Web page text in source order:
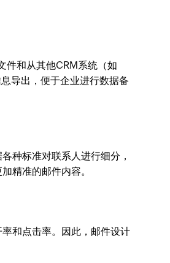
件和从其他CRM系统（如
导出，便于企业进行数据备
种标准对联系人进行细分，
精准的邮件内容。
和点击率。因此，邮件设计